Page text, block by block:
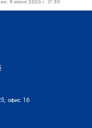
8 июня 2026 г. 17:30
офис 16